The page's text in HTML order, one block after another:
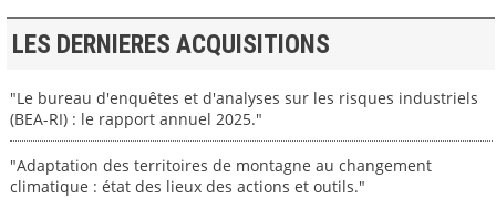
LES DERNIERES ACQUISITIONS
"Le bureau d'enquêtes et d'analyses sur les risques industriels
(BEA-RI) : le rapport annuel 2025."
"Adaptation des territoires de montagne au changement
climatique : état des lieux des actions et outils."